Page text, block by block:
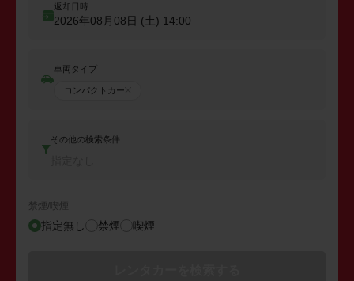
返却日時
2026年08月08日 (土) 14:00
車両タイプ
コンパクトカー
その他の検索条件
禁煙/喫煙
指定無し 禁煙 喫煙